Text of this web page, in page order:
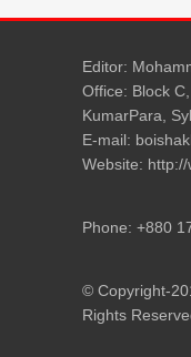
Editor:
Office: Block
KumarPara,
E-mail:
Website:
Phone: +880
© Copyright-
Rights